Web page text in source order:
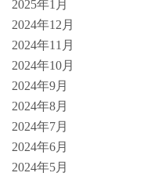
2025年1月
2024年12月
2024年11月
2024年10月
2024年9月
2024年8月
2024年7月
2024年6月
2024年5月